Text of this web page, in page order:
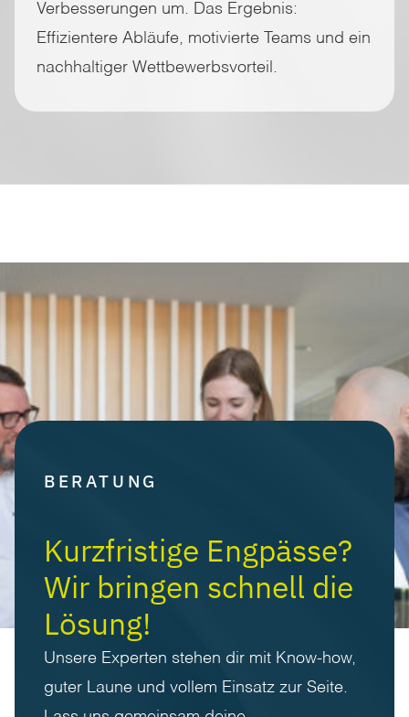
Verbesserungen um. Das Ergebnis:
Effizientere Abläufe, motivierte Teams und ein
nachhaltiger Wettbewerbsvorteil.
BERATUNG
Kurzfristige Engpässe?
Wir bringen schnell die
Lösung!
Unsere Experten stehen dir mit Know-how,
guter Laune und vollem Einsatz zur Seite.